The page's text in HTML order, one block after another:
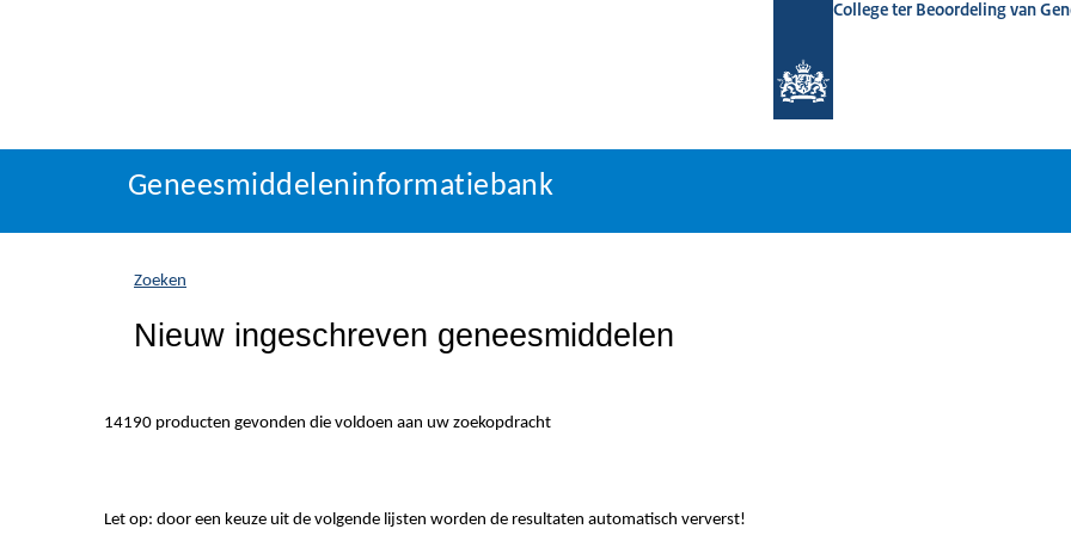
College ter Beoordeling van
Geneesmiddeleninformatiebank
U
zich
hier:
Geneesmiddeleninformatiebank
Zoeken
Nieuw ingeschreven geneesmiddelen
14190 producten gevonden die voldoen aan uw zoekopdracht
Let op: door een keuze uit de volgende lijsten worden de resultaten automatisch ververst!